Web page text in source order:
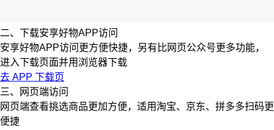
二、下载安享好物APP访问
安享好物APP访问更方便快捷，另有比网页公众号更多功能，
进入下载页面并用浏览器下载
去 APP 下载页
三、网页端访问
网页端查看挑选商品更加方便，适用淘宝、京东、拼多多扫码更
便捷